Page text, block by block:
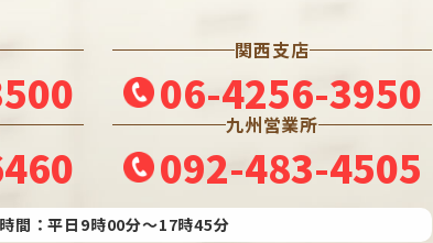
関西支店
06-4256-3950
九州営業所
092-483-4505
間：平日9時00分～17時45分